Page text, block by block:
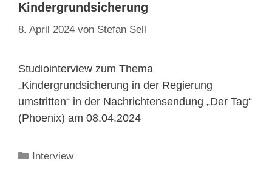
Kindergrundsicherung
8. April 2024 von Stefan Sell
Studiointerview zum Thema
„Kindergrundsicherung in der Regierung
umstritten“ in der Nachrichtensendung „Der Tag“
(Phoenix) am 08.04.2024
Kategorien
Interview